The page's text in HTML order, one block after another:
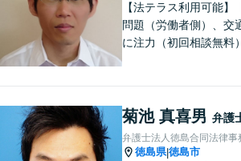
【法テラス利用可能】
問題（労働者側）、交
に注力（初回相談無料
務整理など）を中心に
的事件にも対応いたし
お気軽にご相談くださ
菊池 真喜男 弁護
弁護士法人徳島合同法律事
徳島県|徳島市